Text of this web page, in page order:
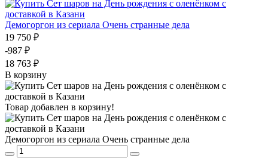
Демогоргон из сериала Очень странные дела
19 750 ₽
-987 ₽
18 763 ₽
В корзину
Товар добавлен в корзину!
Демогоргон из сериала Очень странные дела